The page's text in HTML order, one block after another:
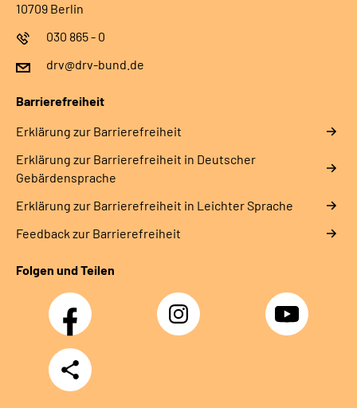
10709 Berlin
030 865 - 0
drv@drv-bund.de
Barrierefreiheit
Erklärung zur Barrierefreiheit
Erklärung zur Barrierefreiheit in Deutscher
Gebärdensprache
Erklärung zur Barrierefreiheit in Leichter Sprache
Feedback zur Barrierefreiheit
Folgen und Teilen
Facebook Instagram YouTube
Teilen